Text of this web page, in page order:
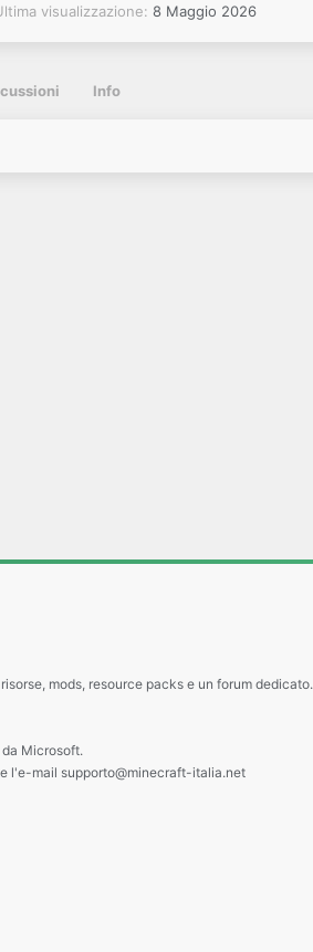
visualizzazione 8 Maggio 2026
Info
mods, resource packs e un forum dedicato.
Microsoft.
l'e-mail supporto@minecraft-italia.net